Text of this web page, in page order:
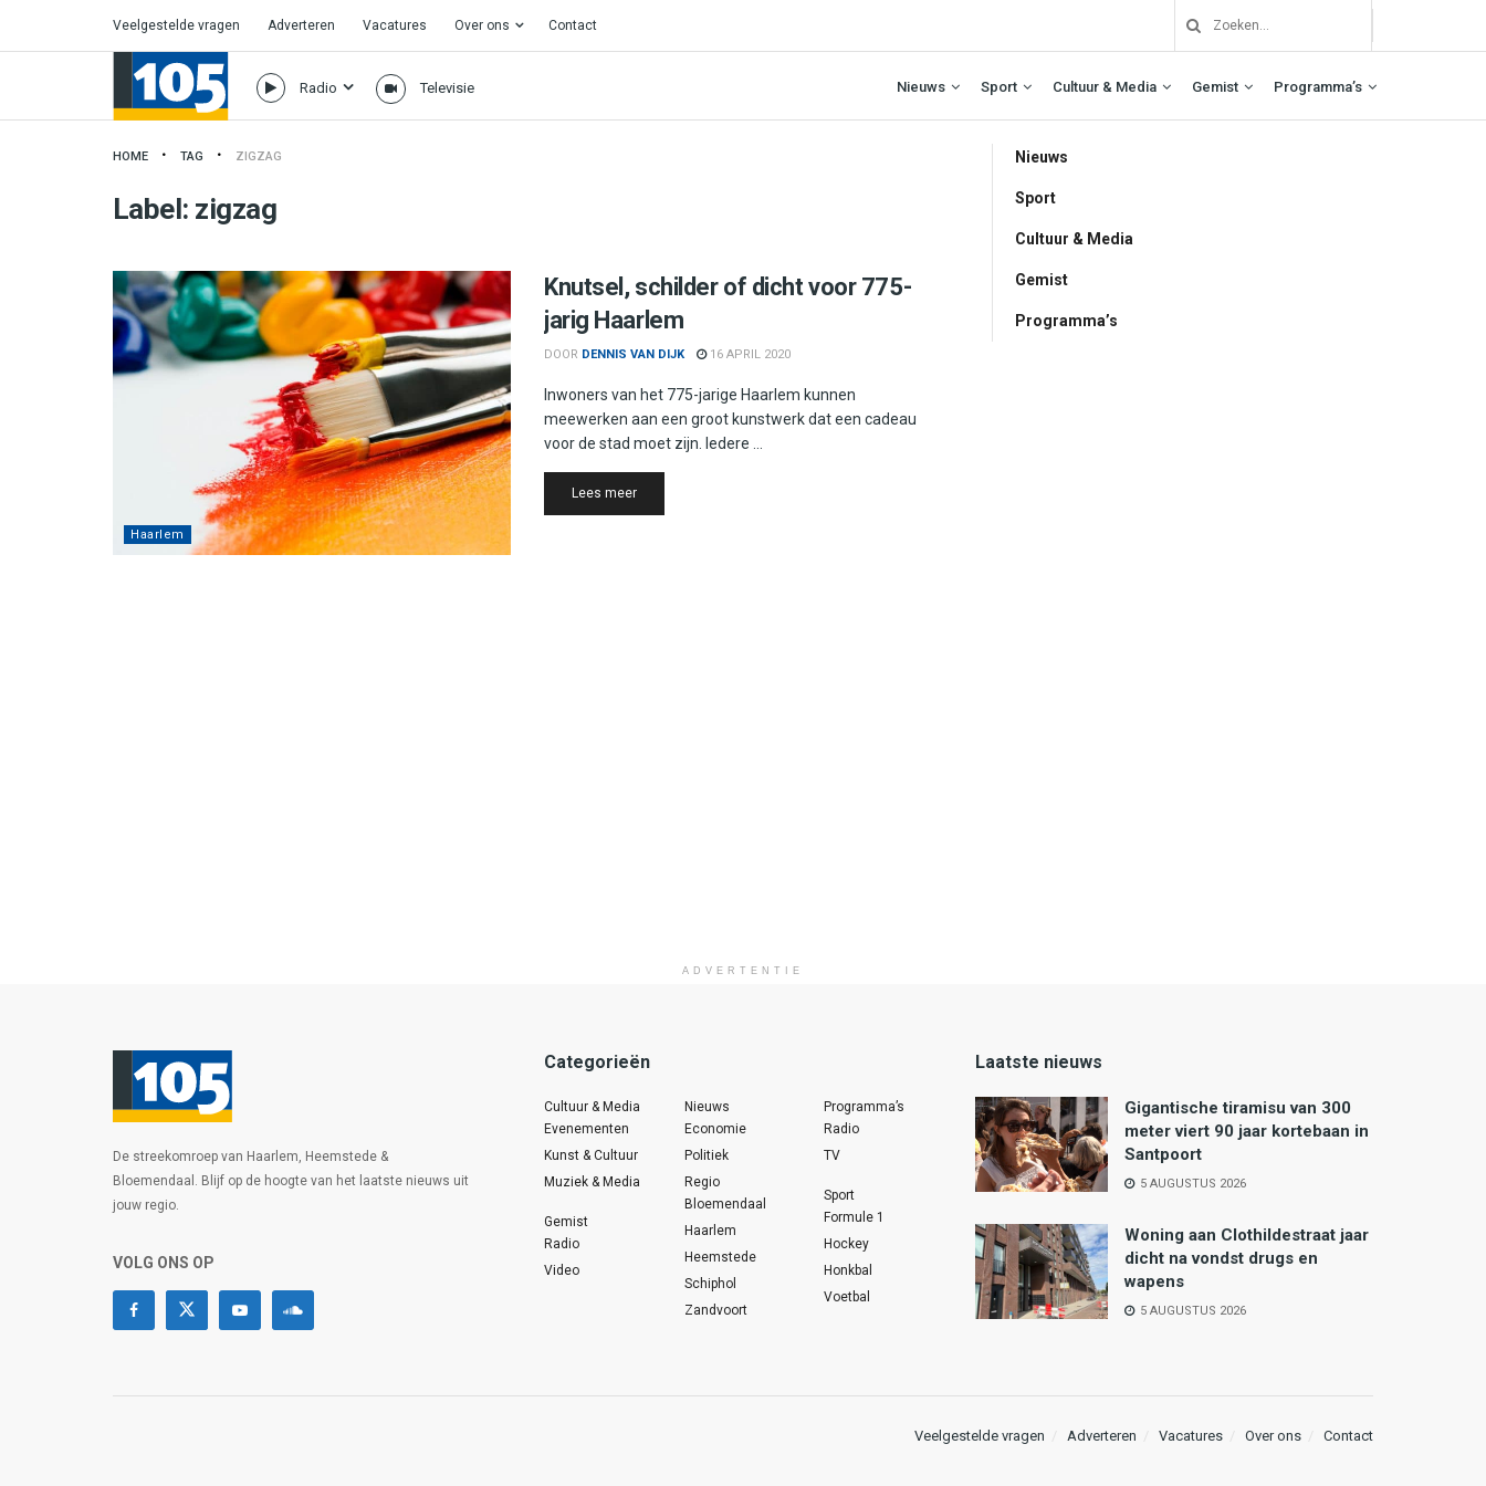
Veelgestelde vragen Adverteren Vacatures Over ons Contact
Radio Televisie Nieuws Sport Cultuur & Media Gemist Programma’s
HOME TAG ZIGZAG
Label: zigzag
Haarlem
Knutsel, schilder of dicht voor 775-
jarig Haarlem
DOOR DENNIS VAN DIJK 16 APRIL 2020
Inwoners van het 775-jarige Haarlem kunnen
meewerken aan een groot kunstwerk dat een cadeau
voor de stad moet zijn. Iedere ...
Lees meerDetails
Nieuws
Sport
Cultuur & Media
Gemist
Programma’s
ADVERTENTIE
De streekomroep van Haarlem, Heemstede &
Bloemendaal. Blijf op de hoogte van het laatste nieuws uit
jouw regio.
VOLG ONS OP
Categorieën
Cultuur & Media
Evenementen
Kunst & Cultuur
Muziek & Media
Gemist
Radio
Video
Nieuws
Economie
Politiek
Regio
Bloemendaal
Haarlem
Heemstede
Schiphol
Zandvoort
Programma’s
Radio
TV
Sport
Formule 1
Hockey
Honkbal
Voetbal
Laatste nieuws
Gigantische tiramisu van 300
meter viert 90 jaar kortebaan in
Santpoort
5 AUGUSTUS 2026
Woning aan Clothildestraat jaar
dicht na vondst drugs en
wapens
5 AUGUSTUS 2026
Veelgestelde vragen Adverteren Vacatures Over ons Contact